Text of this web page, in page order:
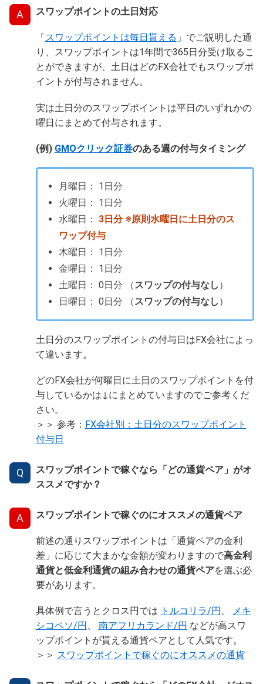
A スワップポイントの土日対応
「 スワップポイントは毎日貰える 」でご説明した通
り、スワップポイントは1年間で365日分受け取るこ
とができますが、土日はどのFX会社でもスワップポ
イントが付与されません。
実は土日分のスワップポイントは平日のいずれかの
曜日にまとめて付与されます。
(例) GMOクリック証券のある週の付与タイミング
月曜日： 1日分
火曜日： 1日分
水曜日： 3日分 ※原則水曜日に土日分のス
ワップ付与
木曜日： 1日分
金曜日： 1日分
土曜日： 0日分 （スワップの付与なし ）
日曜日： 0日分 （スワップの付与なし ）
土日分のスワップポイントの付与日はFX会社によっ
て違います。
どのFX会社が何曜日に土日のスワップポイントを付
与しているかは↓にまとめていますのでご参考くだ
さい。
＞＞ 参考： FX会社別：土日分のスワップポイント
付与日
Q
スワップポイントで稼ぐなら「どの通貨ペア」がオ
ススメですか？
A スワップポイントで稼ぐのにオススメの通貨ペア
前述の通りスワップポイントは「通貨ペアの金利
差」に応じて大まかな金額が変わりますので高金利
通貨と低金利通貨の組み合わせの通貨ペアを選ぶ必
要があります。
具体例で言うとクロス円では トルコリラ/円、
メキ
シコペソ/円、 南アフリカランド/円 などが高スワ
ップポイントが貰える通貨ペアとして人気です。
＞＞ スワップポイントで稼ぐのにオススメの通貨